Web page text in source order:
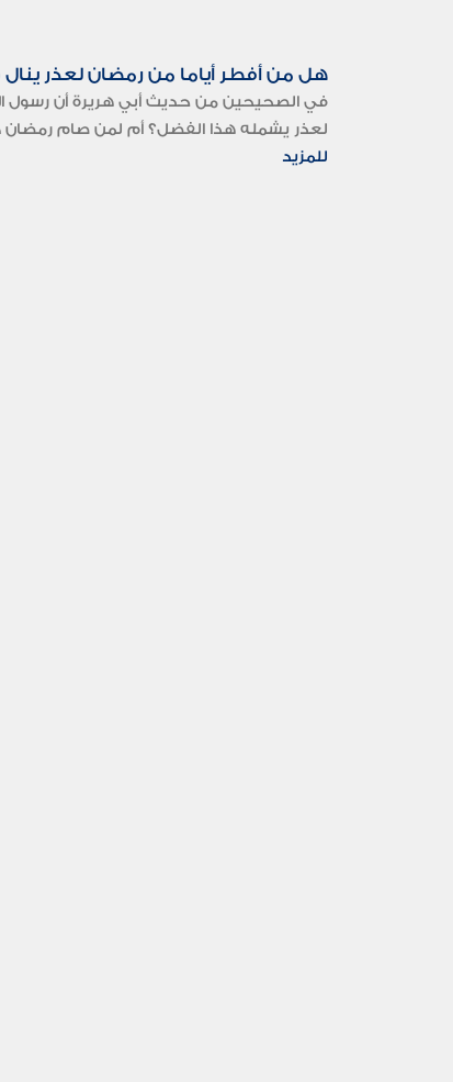
هل من أفطر أياما من رمضان لعذر
في الصحيحين من حديث أبي هريرة أن رسول
لعذر يشمله هذا الفضل؟ أم لمن صام رمضان
للمزيد